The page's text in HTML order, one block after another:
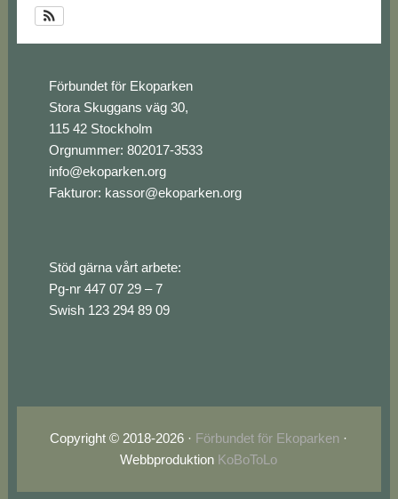
Footer
Förbundet för Ekoparken
Stora Skuggans väg 30,
115 42 Stockholm
Orgnummer: 802017-3533
info@ekoparken.org
Fakturor: kassor@ekoparken.org
Stöd gärna vårt arbete:
Pg-nr 447 07 29 – 7
Swish 123 294 89 09
Copyright © 2018-2026 · Förbundet för Ekoparken ·
Webbproduktion KoBoToLo